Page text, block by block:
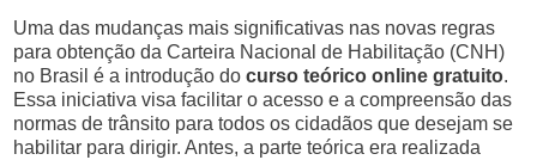
Uma das mudanças mais significativas nas novas regras
para obtenção da Carteira Nacional de Habilitação (CNH)
no Brasil é a introdução docurso teórico online gratuito.
Essa iniciativa visa facilitar o acesso e a compreensão das
normas de trânsito para todos os cidadãos que desejam se
habilitar para dirigir. Antes, a parte teórica era realizada